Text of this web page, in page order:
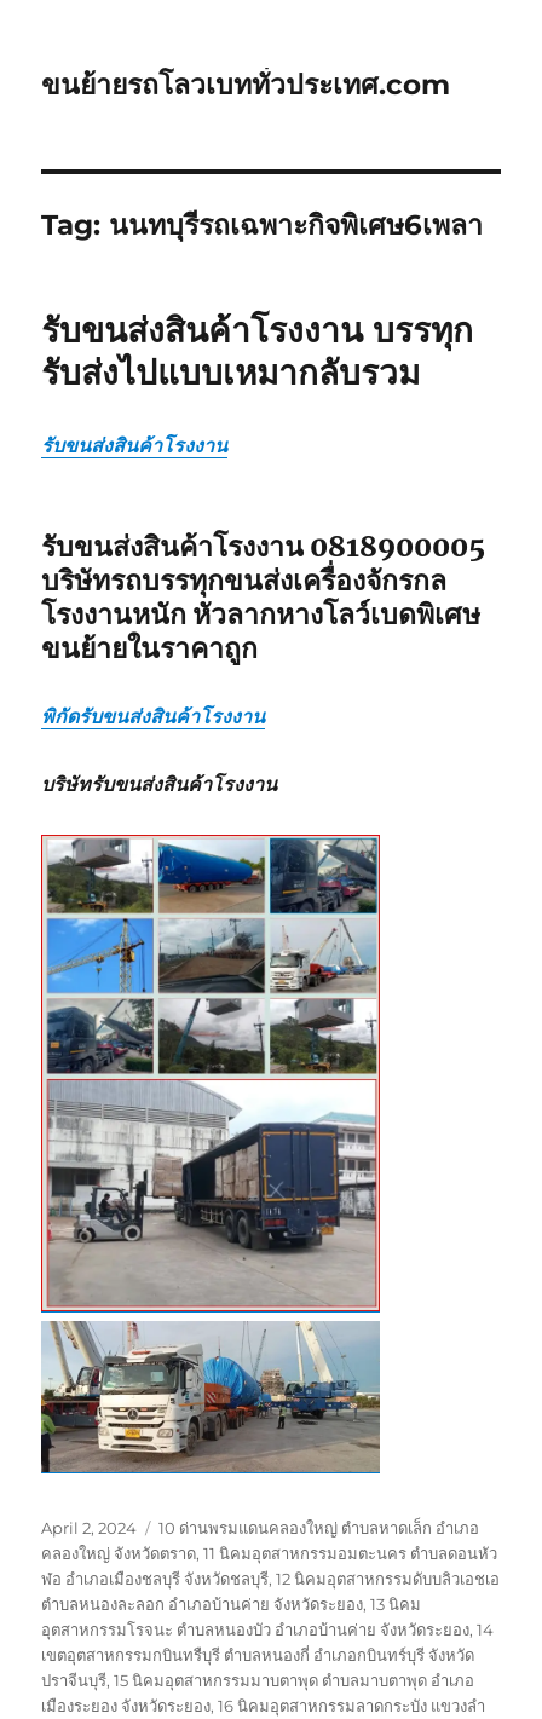
ขนย้ายรถโลวเบททั่วประเทศ.com
Tag: นนทบุรีรถเฉพาะกิจพิเศษ6เพลา
รับขนส่งสินค้าโรงงาน บรรทุก
รับส่งไปแบบเหมากลับรวม
รับขนส่งสินค้าโรงงาน
รับขนส่งสินค้าโรงงาน 0818900005
บริษัทรถบรรทุกขนส่งเครื่องจักรกล
โรงงานหนัก หัวลากหางโลว์เบดพิเศษ
ขนย้ายในราคาถูก
พิกัดรับขนส่งสินค้าโรงงาน
บริษัทรับขนส่งสินค้าโรงงาน
Posted
on
April 2, 2024 Tags
10 ด่านพรมแดนคลองใหญ่ ตำบลหาดเล็ก อำเภอ
คลองใหญ่ จังหวัดตราด,11 นิคมอุตสาหกรรมอมตะนคร ตำบลดอนหัว
ฬอ อำเภอเมืองชลบุรี จังหวัดชลบุรี,12 นิคมอุตสาหกรรมดับบลิวเอชเอ
ตำบลหนองละลอก อำเภอบ้านค่าย จังหวัดระยอง,13 นิคม
อุตสาหกรรมโรจนะ ตำบลหนองบัว อำเภอบ้านค่าย จังหวัดระยอง,14
เขตอุตสาหกรรมกบินทรืบุรี ตำบลหนองกี่ อำเภอกบินทร์บุรี จังหวัด
ปราจีนบุรี,15 นิคมอุตสาหกรรมมาบตาพุด ตำบลมาบตาพุด อำเภอ
เมืองระยอง จังหวัดระยอง,16 นิคมอุตสาหกรรมลาดกระบัง แขวงลำ